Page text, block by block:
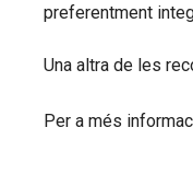
preferentment
Una altra de les
Per a més